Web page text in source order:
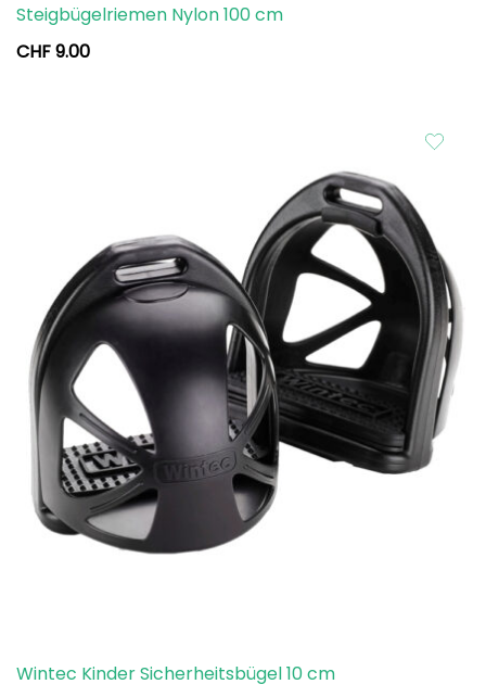
Steigbügelriemen Nylon 100 cm
CHF9.00
Wintec Kinder Sicherheitsbügel 10 cm